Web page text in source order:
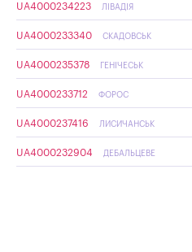
UA4000234223 ЛІВАДІЯ
UA4000233340 СКАДОВСЬК
UA4000235378 ГЕНІЧЕСЬК
UA4000233712 ФОРОС
UA4000237416 ЛИСИЧАНСЬК
UA4000232904 ДЕБАЛЬЦЕВЕ